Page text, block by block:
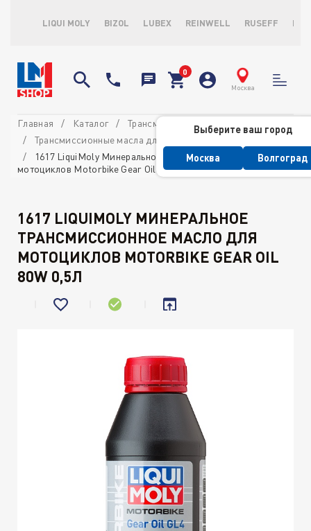
LIQUI MOLY BIZOL LUBEX REINWELL RUSEFF
Москва
Выберите ваш город
Москва Волгоград
Главная Каталог
Трансмиссионные масла и ATF
Трансмиссионные масла для мотоциклов
1617 LiquiMoly Минеральное трансмиссионное масло для
мотоциклов Motorbike Gear Oil 80W 0,5л
1617 LIQUIMOLY МИНЕРАЛЬНОЕ
ТРАНСМИССИОННОЕ МАСЛО ДЛЯ
МОТОЦИКЛОВ MOTORBIKE GEAR OIL
80W 0,5Л